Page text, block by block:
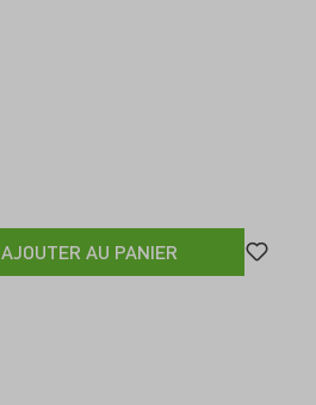
AJOUTER AU PANIER